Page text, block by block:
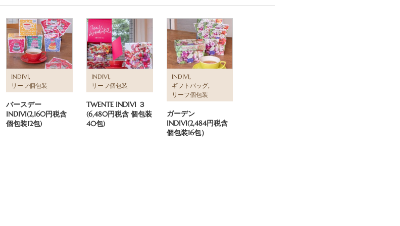
INDIVI,
リーフ個包装
バースデー
INDIVI(2,160円税含
個包装12包)
INDIVI,
リーフ個包装
TWENTE INDIVI ３
(6,480円税含 個包装
40包)
INDIVI,
ギフトバッグ,
リーフ個包装
ガーデン
INDIVI(2,484円税含
個包装16包）